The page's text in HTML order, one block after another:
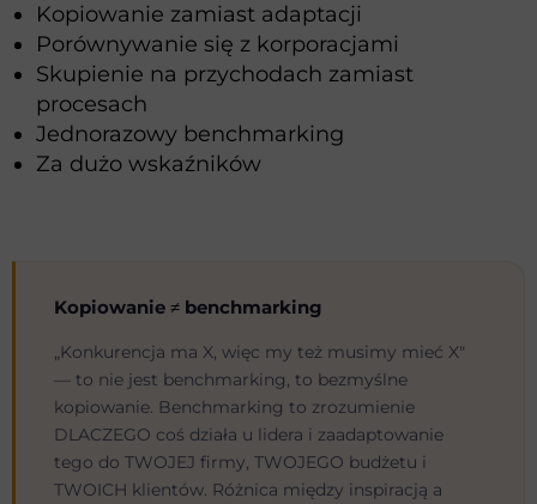
Kopiowanie zamiast adaptacji
Porównywanie się z korporacjami
Skupienie na przychodach zamiast
procesach
Jednorazowy benchmarking
Za dużo wskaźników
Kopiowanie ≠ benchmarking
„Konkurencja ma X, więc my też musimy mieć X"
— to nie jest benchmarking, to bezmyślne
kopiowanie. Benchmarking to zrozumienie
DLACZEGO coś działa u lidera i zaadaptowanie
tego do TWOJEJ firmy, TWOJEGO budżetu i
TWOICH klientów. Różnica między inspiracją a